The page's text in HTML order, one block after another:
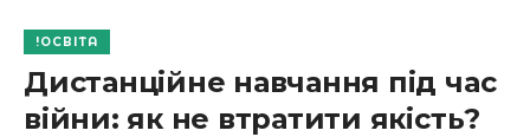
ОСВІТА
Дистанційне навчання під час
війни: як не втратити якість?